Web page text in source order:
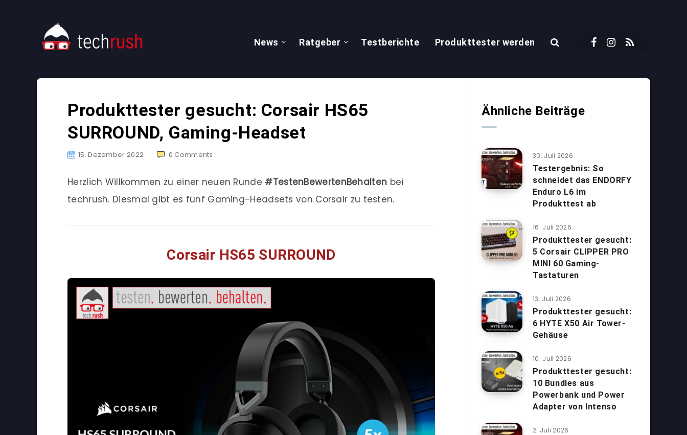
News Ratgeber Testberichte Produkttester werden
Produkttester gesucht: Corsair HS65
SURROUND, Gaming-Headset
15. Dezember 2022 0 Comments
Herzlich Willkommen zu einer neuen Runde #TestenBewertenBehalten bei
techrush. Diesmal gibt es fünf Gaming-Headsets von Corsair zu testen.
Corsair HS65 SURROUND
Ähnliche Beiträge
30. Juli 2026
Testergebnis: So
schneidet das ENDORFY
Enduro L6 im
Produkttest ab
16. Juli 2026
Produkttester gesucht:
5 Corsair CLIPPER PRO
MINI 60 Gaming-
Tastaturen
13. Juli 2026
Produkttester gesucht:
6 HYTE X50 Air Tower-
Gehäuse
10. Juli 2026
Produkttester gesucht:
10 Bundles aus
Powerbank und Power
Adapter von Intenso
2. Juli 2026